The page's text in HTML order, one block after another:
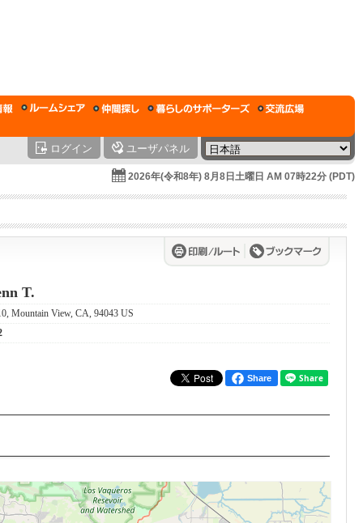
ログイン ユーザパネル
2026年(令和8年) 8月8日土曜日 AM 07時22分 (PDT)
T.
Mountain View, CA, 94043 US
Share